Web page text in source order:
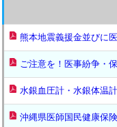
熊本地震義援金並びに
ご注意を！医事紛争・
水銀血圧計・水銀体温
沖縄県医師国民健康保